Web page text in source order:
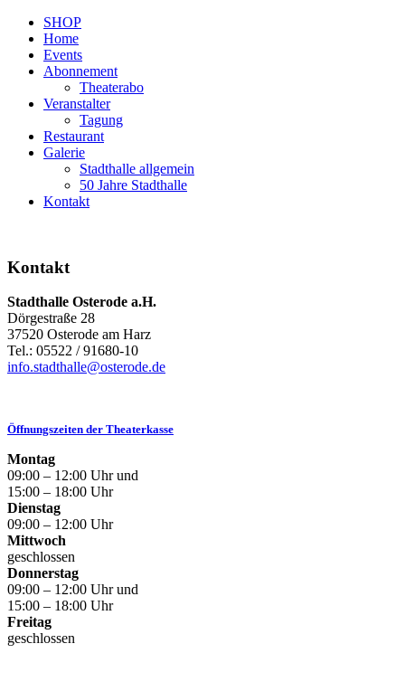
SHOP
Home
Events
Abonnement
Theaterabo
Veranstalter
Tagung
Restaurant
Galerie
Stadthalle allgemein
50 Jahre Stadthalle
Kontakt
Kontakt
Stadthalle Osterode a.H.
Dörgestraße 28
37520 Osterode am Harz
Tel.: 05522 / 91680-10
info.stadthalle@osterode.de
Öffnungszeiten der Theaterkasse
Montag
09:00 – 12:00 Uhr und
15:00 – 18:00 Uhr
Dienstag
09:00 – 12:00 Uhr
Mittwoch
geschlossen
Donnerstag
09:00 – 12:00 Uhr und
15:00 – 18:00 Uhr
Freitag
geschlossen